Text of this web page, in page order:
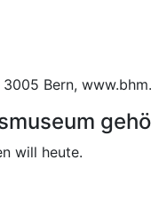
Bern,
will heute.